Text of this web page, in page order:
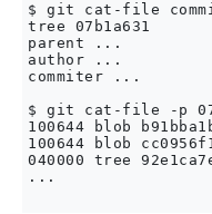
$ git cat-file
tree 07b1a631
parent ...
author ...
commiter ...
$ git cat-file -p
100644 blob
100644 blob
040000 tree
...